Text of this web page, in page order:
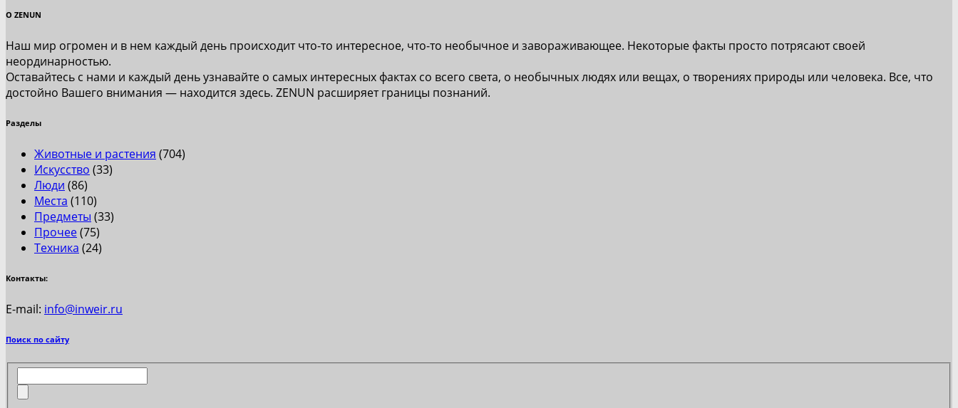
О ZENUN
Наш мир огромен и в нем каждый день происходит что-то интересное, что-то необычное и завораживающее. Некоторые факты просто потрясают своей
неординарностью.
Оставайтесь с нами и каждый день узнавайте о самых интересных фактах со всего света, о необычных людях или вещах, о творениях природы или человека. Все, что
достойно Вашего внимания — находится здесь. ZENUN расширяет границы познаний.
Разделы
Животные и растения (704)
Искусство (33)
Люди (86)
Места (110)
Предметы (33)
Прочее(75)
Техника (24)
Контакты:
E-mail: info@inweir.ru
Поиск по сайту